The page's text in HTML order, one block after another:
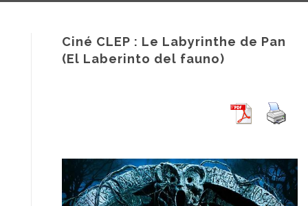
Ciné CLEP : Le Labyrinthe de Pan
(El Laberinto del fauno)